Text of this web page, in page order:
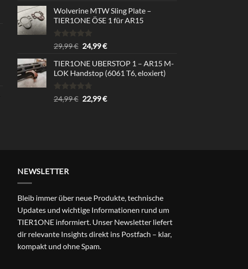
Wolverine MTW Sling Plate –
TIER1ONE ÖSE 1 für AR15
Rated5.00
out of 5
29,99€ Original
was:
29,99 €.
24,99€Current
is:
24,99 €.
TIER1ONE UBERSTOP 1 – AR15 M-
LOK Handstop (6061 T6, eloxiert)
Rated4.67
out of 5
24,99€ Original
22,99€Current
NEWSLETTER
Bleib immer über neue Produkte, technische
Updates und wichtige Informationen rund um
TIER1ONE informiert. Unser Newsletter liefert
dir relevante Insights direkt ins Postfach – klar,
kompakt und ohne Spam.